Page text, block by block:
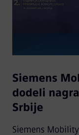
Siemens
dodeli
Srbije
Siemens